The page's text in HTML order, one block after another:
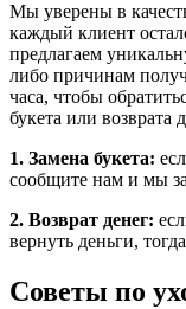
Мы уверены в
каждый клиент
предлагаем
либо причинам
часа, чтобы
букета или возврата
1. Замена букета:
сообщите нам и мы
2. Возврат денег:
вернуть деньги,
Советы по